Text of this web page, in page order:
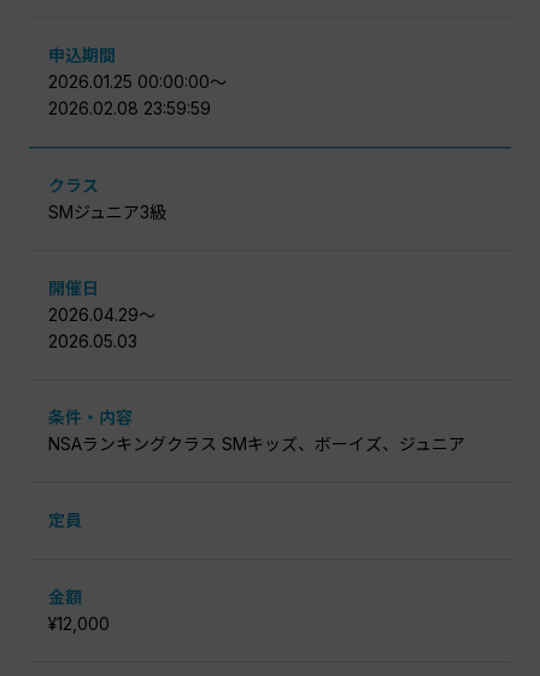
申込期間
2026.01.25 00:00:00〜
2026.02.08 23:59:59
クラス
SMジュニア3級
開催日
2026.04.29〜
2026.05.03
条件・内容
NSAランキングクラス SMキッズ、ボーイズ、ジュニア
定員
金額
¥12,000